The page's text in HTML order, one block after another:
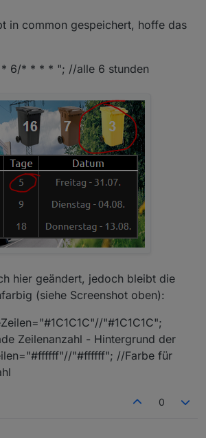
in common gespeichert, hoffe das
* 6/* * * * "; //alle 6 stunden
hier geändert, jedoch bleibt die
(siehe Screenshot oben):
"#1C1C1C";
Zeilenanzahl - Hintergrund der
"#ffffff"; //Farbe für
0